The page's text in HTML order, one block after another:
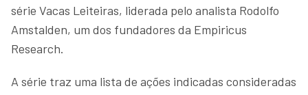
série Vacas Leiteiras, liderada pelo analista Rodolfo
Amstalden, um dos fundadores da Empiricus
Research.
A série traz uma lista de ações indicadas consideradas